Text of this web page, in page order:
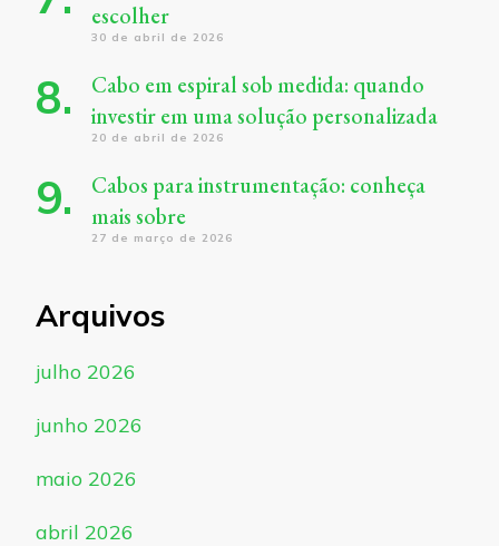
escolher
30 de abril de 2026
Cabo em espiral sob medida: quando
investir em uma solução personalizada
20 de abril de 2026
Cabos para instrumentação: conheça
mais sobre
27 de março de 2026
Arquivos
julho 2026
junho 2026
maio 2026
abril 2026